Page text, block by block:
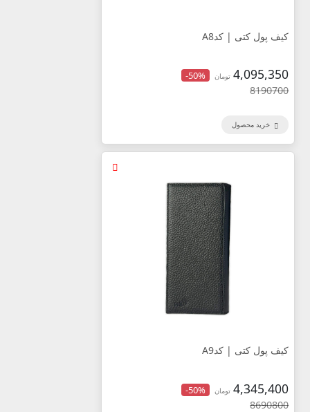
کیف پول کتی | کدA8
4,095,350 تومان -50%
8190700
خرید محصول
کیف پول کتی | کدA9
4,345,400 تومان -50%
8690800